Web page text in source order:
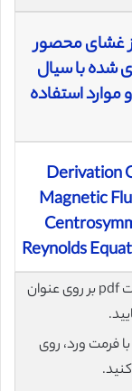
غشای محصور
شده با سیال
استفاده
Derivation
Magnetic
Reynolds
برای دانلود رایگان مقاله انگلیسی با فرمت pdf بر روی عنوان
فرمت ورد، روی